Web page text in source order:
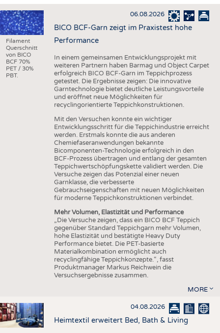
HAUS- UND HEIMTEXTILIEN
BEKLEIDUNG
TESTS
BUSINESS
UNTERNEHMEN
AUSSCHREIBUNGEN
DTV AUSSCHREIBUNGSDIENST
STATISTICS
ADRESSEN & LINKS
PUBLIKATIONEN
BRANCHENTERMINE
Filament
Querschnitt
von BICO
BCF 70%
PET / 30%
PBT.
06.08.2026
BICO BCF-Garn zeigt im Praxistest hohe
Performance
In einem gemeinsamen Entwicklungsprojekt mit
weiteren Partnern haben Barmag und Object Carpet
erfolgreich BICO BCF-Garn im Teppichprozess
getestet. Die Ergebnisse zeigen: Die innovative
Garntechnologie bietet deutliche Leistungsvorteile
und eröffnet neue Möglichkeiten für
recyclingorientierte Teppichkonstruktionen.
Mit den Versuchen konnte ein wichtiger
Entwicklungsschritt für die Teppichindustrie erreicht
werden. Erstmals konnte die aus anderen
Chemiefaseranwendungen bekannte
Bicomponenten-Technologie erfolgreich in den
BCF-Prozess übertragen und entlang der gesamten
Teppichwertschöpfungskette validiert werden. Die
Versuche zeigen das Potenzial einer neuen
Garnklasse, die verbesserte
Gebrauchseigenschaften mit neuen Möglichkeiten
für moderne Teppichkonstruktionen verbindet.
Mehr Volumen, Elastizität und Performance
„Die Versuche zeigen, dass ein BICO BCF Teppich
gegenüber Standard Teppichgarn mehr Volumen,
hohe Elastizität und bestätigte Heavy Duty
Performance bietet. Die PET-basierte
Materialkombination ermöglicht auch
recyclingfähige Teppichkonzepte.“, fasst
Produktmanager Markus Reichwein die
Versuchsergebnisse zusammen.
MORE
04.08.2026
Heimtextil erweitert Bed, Bath & Living